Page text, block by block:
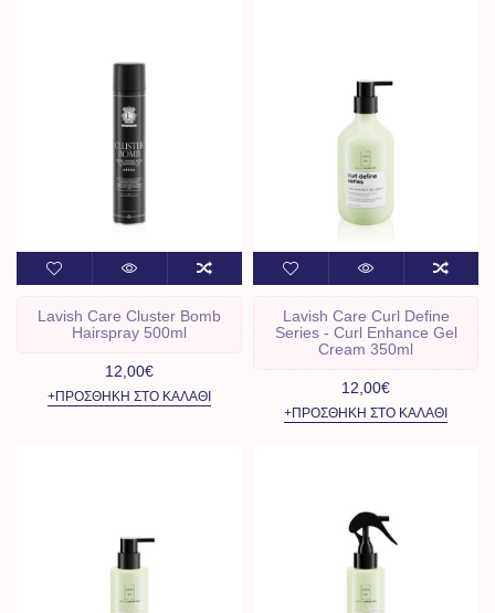
Lavish Care Cluster Bomb
Hairspray 500ml
12,00€
+ΠΡΟΣΘΉΚΗ ΣΤΟ ΚΑΛΆΘΙ
Lavish Care Curl Define
Series - Curl Enhance Gel
Cream 350ml
12,00€
+ΠΡΟΣΘΉΚΗ ΣΤΟ ΚΑΛΆΘΙ